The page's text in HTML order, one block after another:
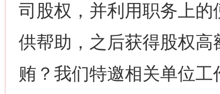
司股权，并利用职务上
供帮助，之后获得股权
贿？我们特邀相关单位